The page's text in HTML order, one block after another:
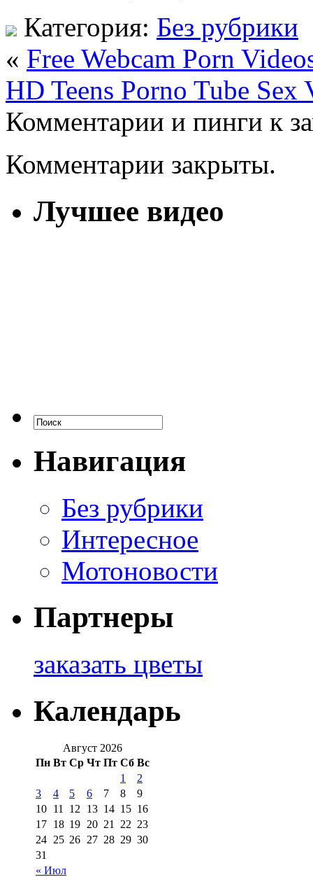
Категория: Без рубрики
« Free Webcam Porn
HD Teens Porno Tube Sex
Комментарии и пинги к
Комментарии закрыты.
Лучшее видео
Навигация
Без рубрики
Интересное
Мотоновости
Партнеры
заказать цветы
Календарь
Август 2026
Пн Вт Ср Чт Пт Сб Вс
« Июл
1
2
3
4 5 6 7 8
9
10 11 12 13 14 15 16
17 18 19 20 21 22 23
24 25 26 27 28 29 30
31